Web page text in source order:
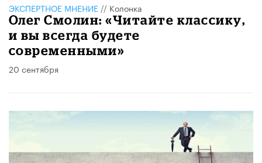
ЭКСПЕРТНОЕ МНЕНИЕ // Колонка
Олег Смолин: «Читайте классику,
и вы всегда будете
современными»
20 сентября